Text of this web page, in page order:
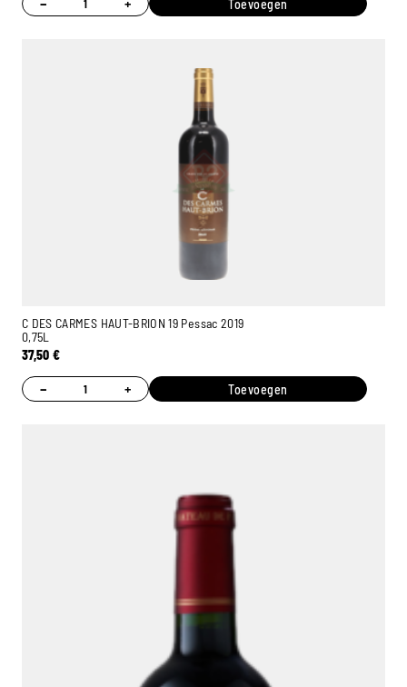
Toevoegen
C DES CARMES HAUT-BRION 19 Pessac 2019
0,75L
37,50€
− + Toevoegen